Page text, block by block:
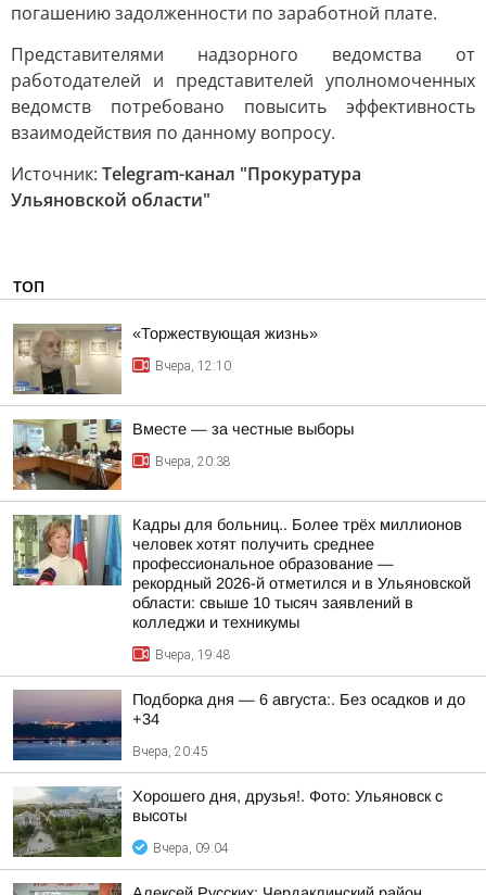
погашению задолженности по заработной плате.
Представителями надзорного ведомства от
работодателей и представителей уполномоченных
ведомств потребовано повысить эффективность
взаимодействия по данному вопросу.
Источник: Telegram-канал "Прокуратура
Ульяновской области"
ТОП
«Торжествующая жизнь»
Вчера, 12:10
Вместе — за честные выборы
Вчера, 20:38
Кадры для больниц.. Более трёх миллионов
человек хотят получить среднее
профессиональное образование —
рекордный 2026-й отметился и в Ульяновской
области: свыше 10 тысяч заявлений в
колледжи и техникумы
Вчера, 19:48
Подборка дня — 6 августа:. Без осадков и до
+34
Вчера, 20:45
Хорошего дня, друзья!. Фото: Ульяновск с
высоты
Вчера, 09:04